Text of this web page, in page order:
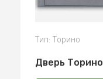
Тип: Торино
Дверь Торино